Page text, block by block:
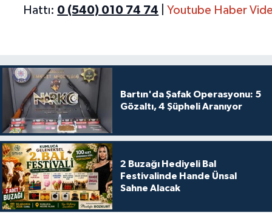
Hattı: 0 (540) 010 74 74 Youtube Haber
Bartın'da Şafak Operasyonu: 5
Gözaltı, 4 Şüpheli Aranıyor
2 Buzağı Hediyeli Bal
Festivalinde Hande Ünsal
Sahne Alacak